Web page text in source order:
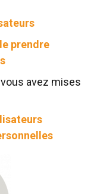
prendre
avez mises